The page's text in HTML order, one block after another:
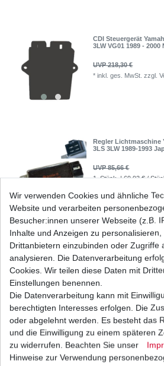
CDI Steuergerät
3LW VG01 1989 - 2000
UVP 218,30 €
*inkl. ges. MwSt. zzgl.
Regler Lichtmaschine
3LS 3LW 1989-1993
UVP 85,66 €
1 Stück | 69,93 € /
Regler Lichtmaschine
3LW 3LS 1989 - 1993
23,80 € *
*inkl. ges. MwSt.
Regler Lichtmaschine
3LW 3LS 1989 - 1993
Wir verwenden Cookies und ähnliche
Website und verarbeiten
Besucher:innen unserer Webseite (z.B.
Inhalte und Anzeigen zu personalisieren,
Drittanbietern einzubinden oder Zugriffe
analysieren. Die Datenverarbeitung
Cookies. Wir teilen diese Daten mit
Einstellungen benennen.
Die Datenverarbeitung kann mit
berechtigten Interesses erfolgen. Die
oder abgelehnt werden. Es besteht das
und die Einwilligung zu einem späteren
zu widerrufen. Beachten Sie unser
Hinweise zur Verwendung